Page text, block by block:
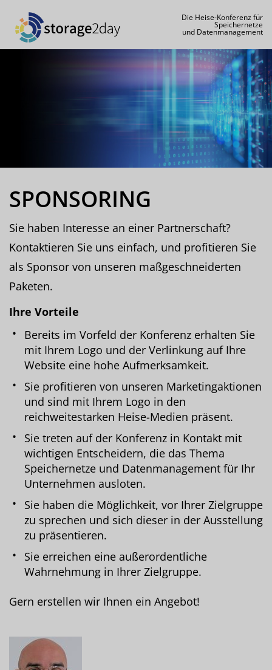
Die Heise-Konferenz für
Speichernetze
und Datenmanagement
SPONSORING
Sie haben Interesse an einer Partnerschaft?
Kontaktieren Sie uns einfach, und profitieren Sie
als Sponsor von unseren maßgeschneiderten
Paketen.
Ihre Vorteile
Bereits im Vorfeld der Konferenz erhalten Sie
mit Ihrem Logo und der Verlinkung auf Ihre
Website eine hohe Aufmerksamkeit.
Sie profitieren von unseren Marketingaktionen
und sind mit Ihrem Logo in den
reichweitestarken Heise-Medien präsent.
Sie treten auf der Konferenz in Kontakt mit
wichtigen Entscheidern, die das Thema
Speichernetze und Datenmanagement für Ihr
Unternehmen ausloten.
Sie haben die Möglichkeit, vor Ihrer Zielgruppe
zu sprechen und sich dieser in der Ausstellung
zu präsentieren.
Sie erreichen eine außerordentliche
Wahrnehmung in Ihrer Zielgruppe.
Gern erstellen wir Ihnen ein Angebot!